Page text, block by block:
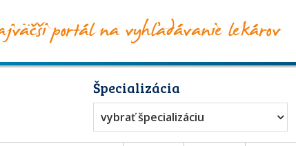
Špecializácia
vybrať špecializáciu